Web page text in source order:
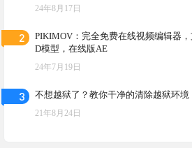
24年8月17日
2
PIKIMOV：完全免费在线视频编辑器
D模型，在线版AE
24年7月19日
3 不想越狱了？教你干净的清除越狱环境
21年8月24日